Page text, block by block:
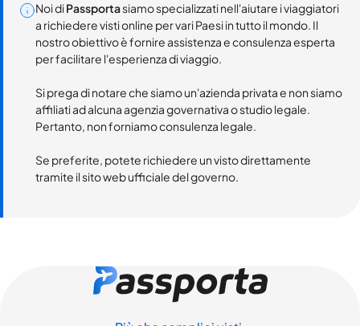
Noi diPassportasiamo specializzati nell'aiutare i viaggiatori
a richiedere visti online per vari Paesi in tutto il mondo. Il
nostro obiettivo è fornire assistenza e consulenza esperta
per facilitare l'esperienza di viaggio.
Si prega di notare che siamo un'azienda privata e non siamo
affiliati ad alcuna agenzia governativa o studio legale.
Pertanto, non forniamo consulenza legale.
Se preferite, potete richiedere un visto direttamente
tramite il sito web ufficiale del governo.